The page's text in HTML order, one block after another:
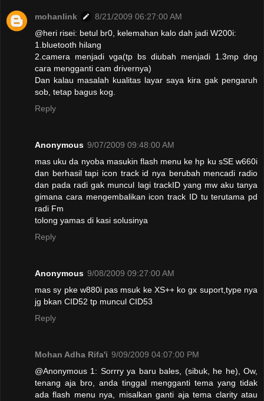
mohanlink
8/21/2009 06:27:00 AM
@heri risei: betul br0, kelemahan kalo dah jadi W200i:
1.bluetooth hilang
2.camera menjadi vga(tp bs diubah menjadi 1.3mp dng
cara mengganti cam drivernya)
Dan kalau masalah kualitas layar saya kira gak pengaruh
sob, tetap bagus kog.
Reply
Anonymous 9/07/2009 09:48:00 AM
mas uku da nyoba masukin flash menu ke hp ku sSE w660i
dan berhasil tapi icon track id nya berubah mencadi radio
dan pada radi gak muncul lagi trackID yang mw aku tanya
gimana cara mengembalikan icon track ID tu terutama pd
radi Fm
tolong yamas di kasi solusinya
Reply
Anonymous 9/08/2009 09:27:00 AM
mas sy pke w880i pas msuk ke XS++ ko gx suport,type nya
jg bkan CID52 tp muncul CID53
Reply
Mohan Adha Rifa'i 9/09/2009 04:07:00 PM
@Anonymous 1: Sorrry ya baru bales, (sibuk, he he), Ow,
tenang aja bro, anda tinggal mengganti tema yang tidak
ada flash menu nya, misalkan ganti aja tema clarity atau